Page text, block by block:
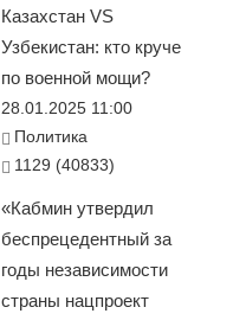
Казахстан VS
Узбекистан: кто круче
по военной мощи?
28.01.2025 11:00
Политика
1129 (40833)
«Кабмин утвердил
беспрецедентный за
годы независимости
страны нацпроект